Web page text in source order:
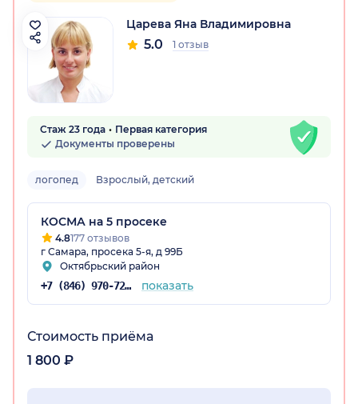
Царева Яна Владимировна
5.0 1 отзыв
Стаж 23 года
Первая категория
Документы проверены
логопед Взрослый, детский
КОСМА на 5 просеке
4.8177 отзывов
г Самара, просека 5-я, д 99Б
Октябрьский район
+7 (846) 970-72-14 показать
Стоимость приёма
1 800 ₽